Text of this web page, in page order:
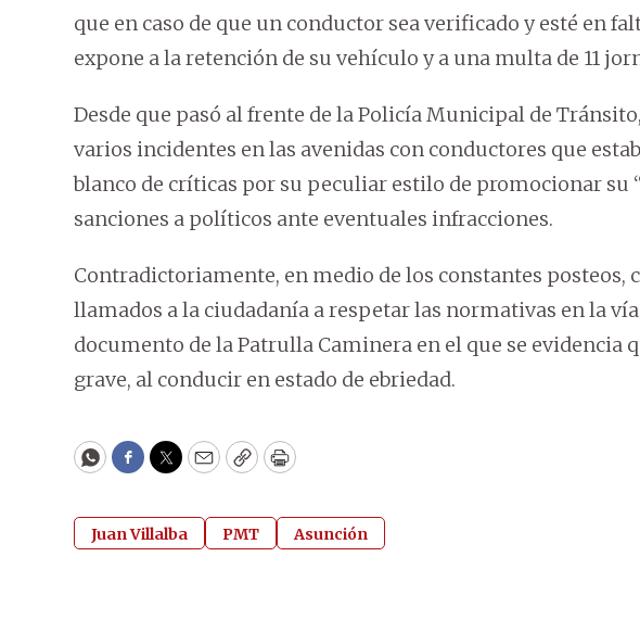
que en caso de que un conductor sea verificado y esté en
expone a la retención de su vehículo y a una multa de 11
Desde que pasó al frente de la Policía Municipal de
varios incidentes en las avenidas con conductores que
blanco de críticas por su peculiar estilo de promocionar su
sanciones a políticos ante eventuales infracciones.
Contradictoriamente, en medio de los constantes posteos,
llamados a la ciudadanía a respetar las normativas en la
documento de la Patrulla Caminera en el que se evidencia
grave, al conducir en estado de ebriedad.
WhatsApp
Facebook
Twitter
EmailCopyPrint
Juan Villalba PMT Asunción